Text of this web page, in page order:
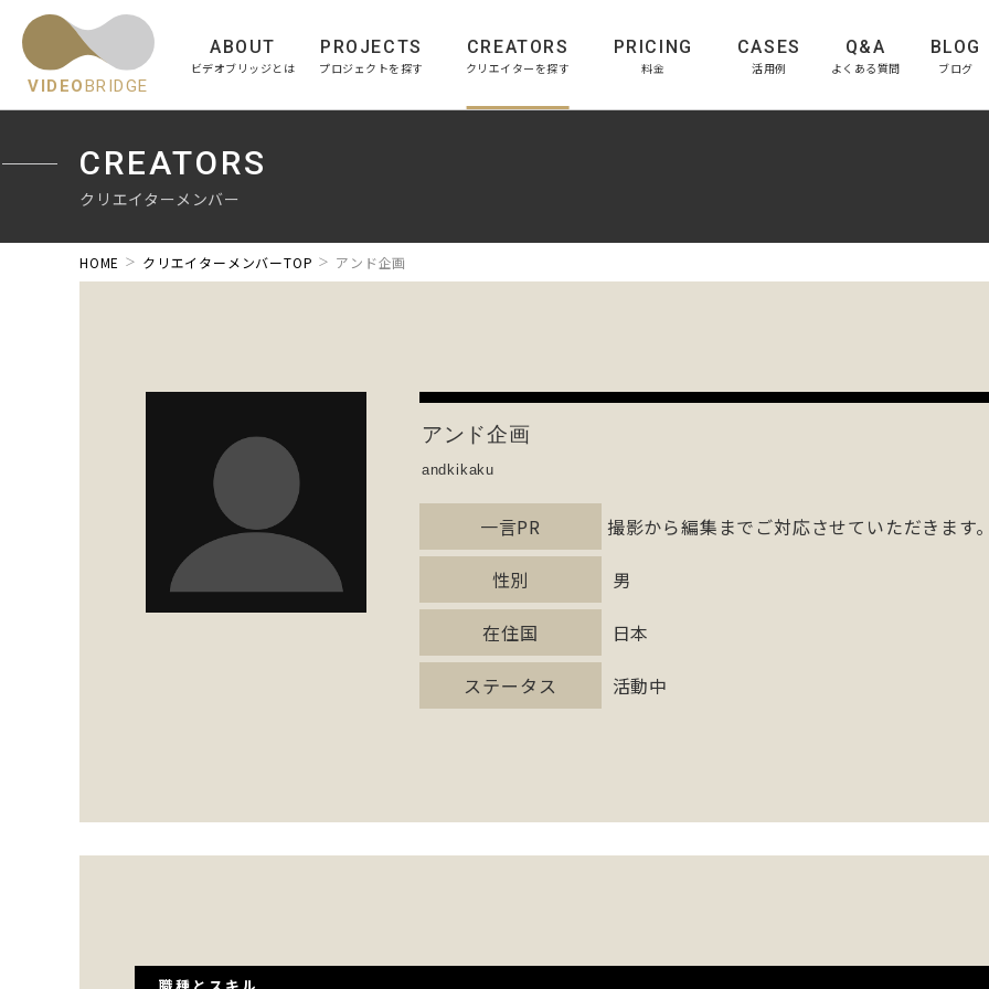
VIDEOBRIDGE
ABOUT
ビデオブリッジとは
PROJECTS
プロジェクトを探す
CREATORS
クリエイターを探す
PRICING
料金
CASES
活用例
Q&A
よくある質問
BLOG
ブログ
CREATORS
クリエイターメンバー
HOME クリエイターメンバーTOP アンド企画
アンド企画
andkikaku
一言PR
撮影から編集までご対応させていただきます
性別
男
在住国
日本
ステータス
活動中